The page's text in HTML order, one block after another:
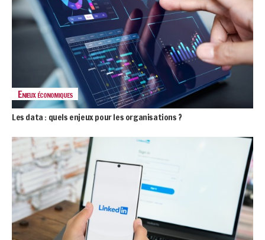
NOS OFFRES D'ABONNEMENTS
Enjeux économiques
Les data : quels enjeux pour les organisations ?